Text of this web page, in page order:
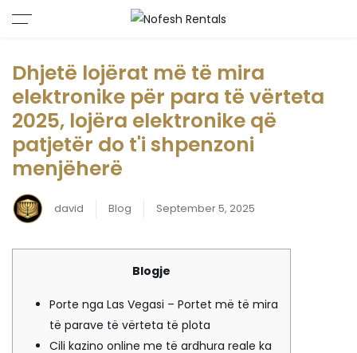
Dhjetë lojërat më të mira
elektronike për para të vërteta
2025, lojëra elektronike që
patjetër do t'i shpenzoni
menjëherë
david Blog September 5, 2025
Blogje
Porte nga Las Vegasi – Portet më të mira
të parave të vërteta të plota
Cili kazino online me të ardhura reale ka